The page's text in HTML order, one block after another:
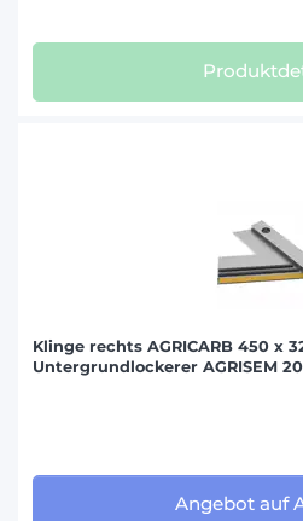
Klinge rechts AGRICARB 450 x
Untergrundlockerer AGRISEM
Angebot auf